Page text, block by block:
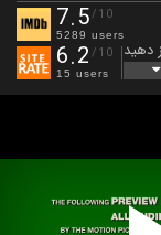
7.5/10
5289 users
6.2 /10
15 users
دهید